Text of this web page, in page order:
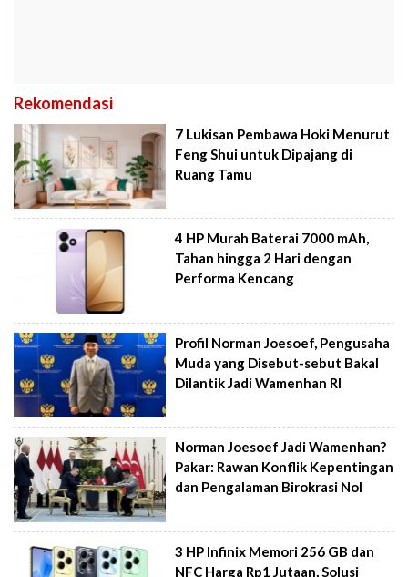
Rekomendasi
7 Lukisan Pembawa Hoki Menurut
Feng Shui untuk Dipajang di
Ruang Tamu
4 HP Murah Baterai 7000 mAh,
Tahan hingga 2 Hari dengan
Performa Kencang
Profil Norman Joesoef, Pengusaha
Muda yang Disebut-sebut Bakal
Dilantik Jadi Wamenhan RI
Norman Joesoef Jadi Wamenhan?
Pakar: Rawan Konflik Kepentingan
dan Pengalaman Birokrasi Nol
3 HP Infinix Memori 256 GB dan
NFC Harga Rp1 Jutaan, Solusi